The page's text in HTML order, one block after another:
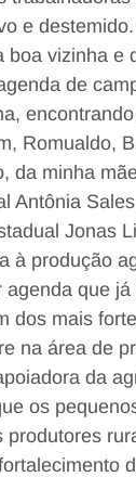
e
boa vizinha e
de
Romualdo,
da minha
Antônia
Jonas
à produção
agenda que já
dos mais
na área de
da
os
produtores